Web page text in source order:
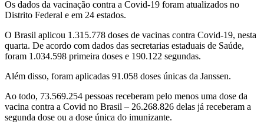
Os dados da vacinação contra a Covid-19 foram atualizados no
Distrito Federal e em 24 estados.
O Brasil aplicou 1.315.778 doses de vacinas contra Covid-19, nesta
quarta. De acordo com dados das secretarias estaduais de Saúde,
foram 1.034.598 primeira doses e 190.122 segundas.
Além disso, foram aplicadas 91.058 doses únicas da Janssen.
Ao todo, 73.569.254 pessoas receberam pelo menos uma dose da
vacina contra a Covid no Brasil – 26.268.826 delas já receberam a
segunda dose ou a dose única do imunizante.